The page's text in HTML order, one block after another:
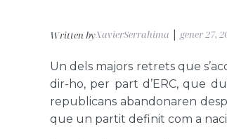
Written byXavierSerrahima gener 27,
Un dels majors retrets que
dir-ho, per part d’ERC, que
republicans abandonaren
que un partit definit com a